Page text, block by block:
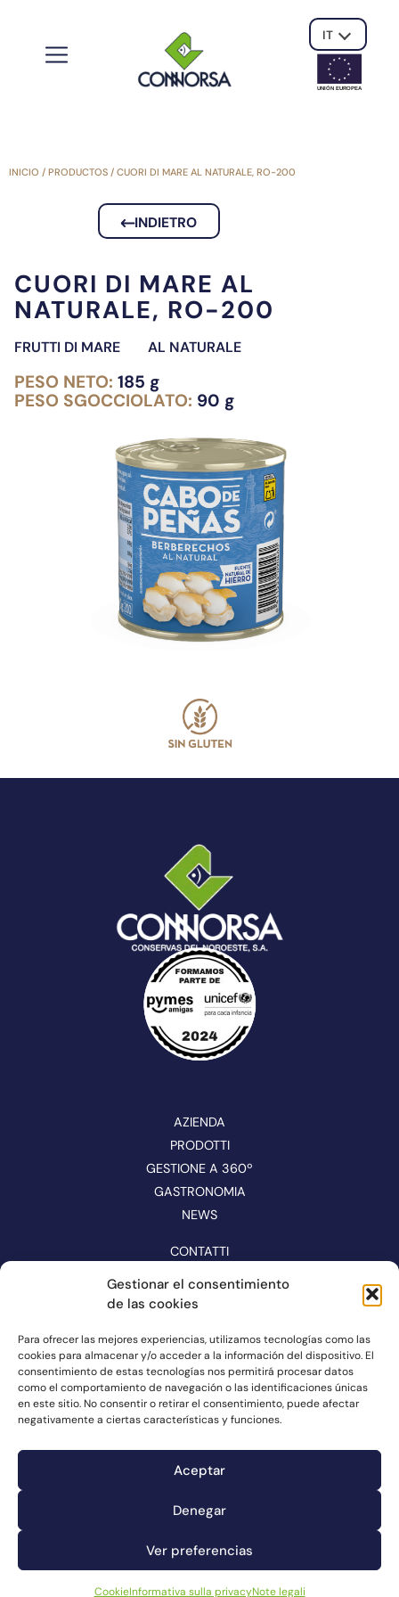
Gestionar el consentimiento
de las cookies
Para ofrecer las mejores experiencias, utilizamos tecnologías como las
cookies para almacenar y/o acceder a la información del dispositivo. El
consentimiento de estas tecnologías nos permitirá procesar datos
como el comportamiento de navegación o las identificaciones únicas
en este sitio. No consentir o retirar el consentimiento, puede afectar
negativamente a ciertas características y funciones.
Aceptar
Denegar
Ver preferencias
CookieInformativa sulla privacyNote legali
IT
UNIÓN EUROPEA
INICIO / PRODUCTOS / CUORI DI MARE AL NATURALE, RO-200
INDIETRO
CUORI DI MARE AL
NATURALE, RO-200
FRUTTI DI MARE AL NATURALE
PESO NETO: 185 g
PESO SGOCCIOLATO: 90 g
AZIENDA
PRODOTTI
GESTIONE A 360º
GASTRONOMIA
NEWS
CONTATTI
SEGUITECI SUI SOCIAL MEDIA
Note legali